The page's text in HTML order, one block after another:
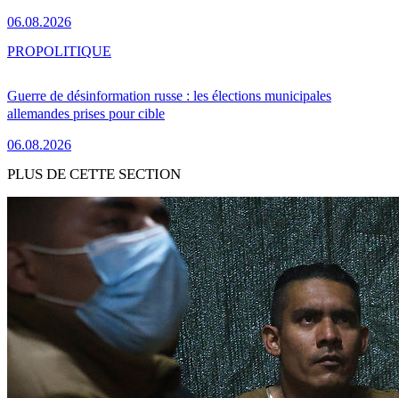
06.08.2026
Guerre de désinformation russe : les élections municipales
allemandes prises pour cible
06.08.2026
PROPOLITIQUE
PLUS DE CETTE SECTION